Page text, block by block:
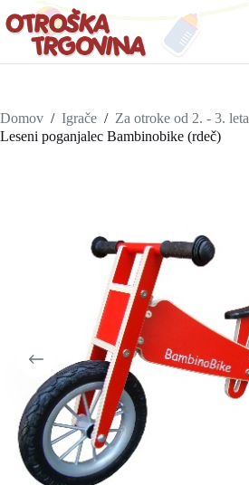
Domov / Igrače / Za otroke od 2. - 3. leta
Leseni poganjalec Bambinobike (rdeč)